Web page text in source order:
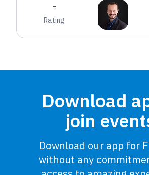
-
Rating
Download
join
Download our app for
without any